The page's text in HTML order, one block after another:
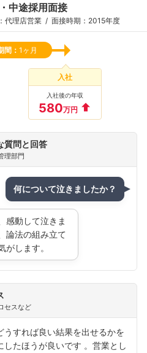
中途採用面接
代理店営業 面接時期：2015年度
間： 1ヶ月
入社
入社後の年収
580万円
質問と回答
理部門
何について泣きましたか？
感動して泣きま
論法の組み立て
します。
セスなど
すれば良い結果を出せるかを
したほうが良いです 。営業とし